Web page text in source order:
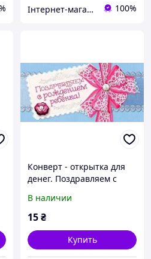
Інтернет-магазин Християнської книги 100%
Конверт - открытка для
денег. Поздравляем с
В наличии
15₴
Купить